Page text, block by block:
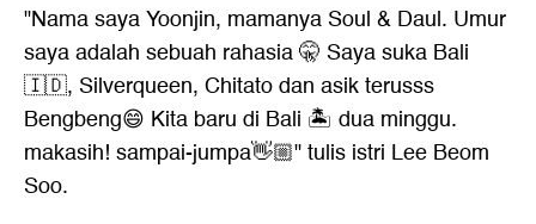
"Nama saya Yoonjin, mamanya Soul & Daul. Umur
saya adalah sebuah rahasia 🤫 Saya suka Bali
🇮🇩, Silverqueen, Chitato dan asik terusss
Bengbeng😄 Kita baru di Bali 🏝️ dua minggu.
makasih! sampai-jumpa👋🏼" tulis istri Lee Beom
Soo.